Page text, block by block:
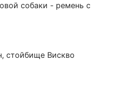
собаки - ремень с
стойбище Вискво